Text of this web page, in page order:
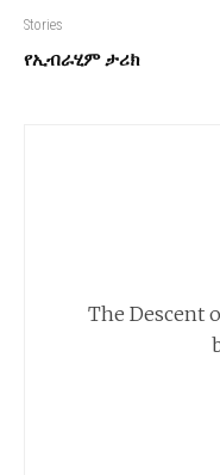
Stories
የኢብራሂም ታሪክ
The Descent